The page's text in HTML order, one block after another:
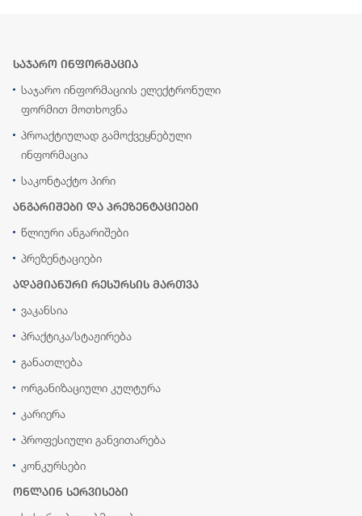
საჯარო ინფორმაცია
საჯარო ინფორმაციის ელექტრონული
ფორმით მოთხოვნა
პროაქტიულად გამოქვეყნებული
ინფორმაცია
საკონტაქტო პირი
ანგარიშები და პრეზენტაციები
წლიური ანგარიშები
პრეზენტაციები
ადამიანური რესურსის მართვა
ვაკანსია
პრაქტიკა/სტაჟირება
განათლება
ორგანიზაციული კულტურა
კარიერა
პროფესიული განვითარება
კონკურსები
ონლაინ სერვისები